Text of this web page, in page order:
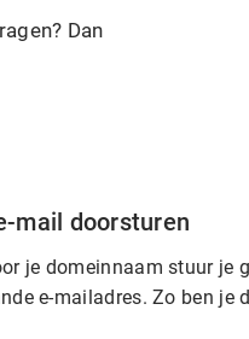
Dan
mail doorsturen
je domeinnaam stuur je
e-mailadres. Zo ben je